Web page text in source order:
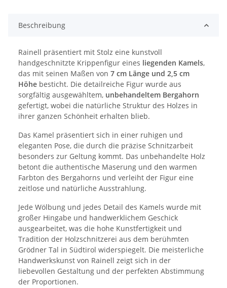
Beschreibung
Rainell präsentiert mit Stolz eine kunstvoll
handgeschnitzte Krippenfigur eines liegenden Kamels,
das mit seinen Maßen von 7 cm Länge und 2,5 cm
Höhe besticht. Die detailreiche Figur wurde aus
sorgfältig ausgewähltem, unbehandeltem Bergahorn
gefertigt, wobei die natürliche Struktur des Holzes in
ihrer ganzen Schönheit erhalten blieb.
Das Kamel präsentiert sich in einer ruhigen und
eleganten Pose, die durch die präzise Schnitzarbeit
besonders zur Geltung kommt. Das unbehandelte Holz
betont die authentische Maserung und den warmen
Farbton des Bergahorns und verleiht der Figur eine
zeitlose und natürliche Ausstrahlung.
Jede Wölbung und jedes Detail des Kamels wurde mit
großer Hingabe und handwerklichem Geschick
ausgearbeitet, was die hohe Kunstfertigkeit und
Tradition der Holzschnitzerei aus dem berühmten
Grödner Tal in Südtirol widerspiegelt. Die meisterliche
Handwerkskunst von Rainell zeigt sich in der
liebevollen Gestaltung und der perfekten Abstimmung
der Proportionen.